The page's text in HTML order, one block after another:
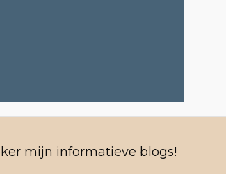
mijn informatieve blogs!